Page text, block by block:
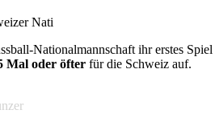
Nati
Nationalmannschaft ihr erstes Spiel
Mal oder öfter für die Schweiz auf.